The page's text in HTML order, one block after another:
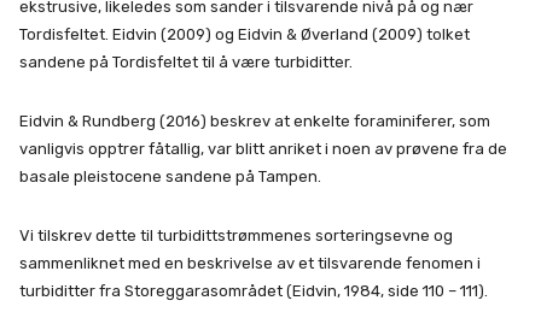
ekstrusive, likeledes som sander i tilsvarende nivå på og nær
Tordisfeltet. Eidvin (2009) og Eidvin & Øverland (2009) tolket
sandene på Tordisfeltet til å være turbiditter.
Eidvin & Rundberg (2016) beskrev at enkelte foraminiferer, som
vanligvis opptrer fåtallig, var blitt anriket i noen av prøvene fra de
basale pleistocene sandene på Tampen.
Vi tilskrev dette til turbidittstrømmenes sorteringsevne og
sammenliknet med en beskrivelse av et tilsvarende fenomen i
turbiditter fra Storeggarasområdet (Eidvin, 1984, side 110 – 111).